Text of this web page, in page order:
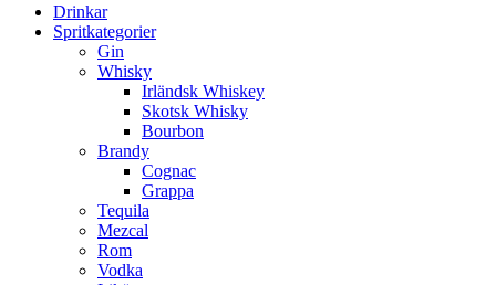
Drinkar
Spritkategorier
Gin
Whisky
Irländsk Whiskey
Skotsk Whisky
Bourbon
Brandy
Cognac
Grappa
Tequila
Mezcal
Rom
Vodka